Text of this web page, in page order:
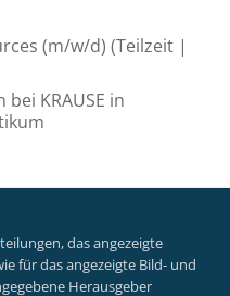
(m/w/d) (Teilzeit |
KRAUSE in
das angezeigte
für das angezeigte Bild- und
Herausgeber